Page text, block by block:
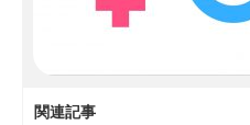
関連記事